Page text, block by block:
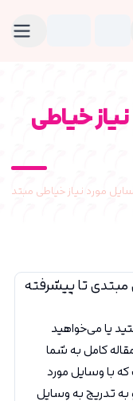
خیاطی
مورد نیاز خیاطی مبتدی
یا می‌خواهید
کامل به شما
با وسایل مورد
به تدریج به وسایل